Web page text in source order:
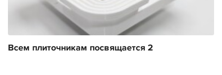
Всем плиточникам посвящается 2